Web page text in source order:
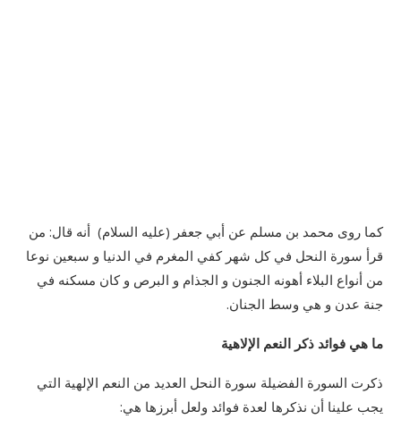
كما روى محمد بن مسلم عن أبي جعفر (عليه السلام) أنه قال: من
قرأ سورة النحل في كل شهر كفي المغرم في الدنيا و سبعين نوعا
من أنواع البلاء أهونه الجنون و الجذام و البرص و كان مسكنه في
جنة عدن و هي وسط الجنان.
ما هي فوائد ذكر النعم الإلاهية
ذكرت السورة الفضيلة سورة النحل العديد من النعم الإلهية التي
يجب علينا أن نذكرها لعدة فوائد ولعل أبرزها هي: